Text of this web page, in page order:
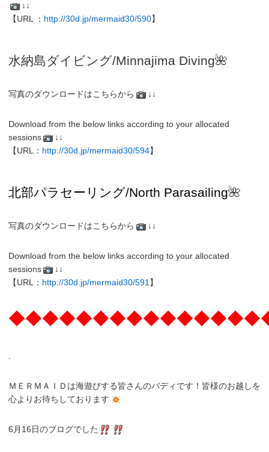
↓↓
【URL ： http://30d.jp/mermaid30/590】
水納島ダイビング/Minnajima Diving🌺
写真のダウンロードはこちらから ↓↓
Download from the below links according to your allocated
sessions
↓↓
【URL： http://30d.jp/mermaid30/594】
北部パラセーリング/North Parasailing🌺
写真のダウンロードはこちらから ↓↓
Download from the below links according to your allocated
sessions
↓↓
【URL： http://30d.jp/mermaid30/591 】
ＭＥＲＭＡＩＤは海遊びする皆さんのバディです！皆様のお越しを
心よりお待ちしております
6月16日のブログでした